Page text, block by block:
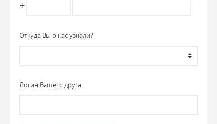
+
Откуда Вы о нас узнали?
Логин Вашего друга